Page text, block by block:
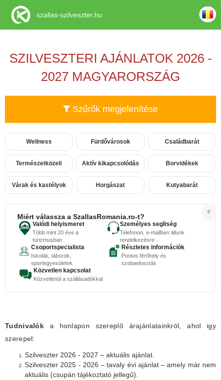
SZILVESZTERI AJÁNLATOK 2026 -
2027 MAGYARORSZÁG
Szűrők megjelenítése
Wellness Fürdővárosok Családbarát
Természetközeli Aktív kikapcsolódás Borvidékek
Várak és kastélyok Horgászat Kutyabarát
Miért válassza a SzallasRomania.ro-t?
Valódi helyismeret
Több mint 20 éve a
turizmusban
Személyes segítség
Telefonon, e-mailben állunk
rendelkezésre
Csoportspecialista
Iskolák, táborok,
sportegyesületek
Részletes információk
Pontos férőhely és
szobaelosztás
Közvetlen kapcsolat
Közvetlenül a szállásadókkal
Tudnivalók a honlapon szereplő árajánlatainkról, ahol igy
szerepel:
Szilveszter 2026 - 2027 – aktuális ajánlat.
Szilveszter 2025 - 2026 – tavaly évi ajánlat – amely már nem
aktuális (csupán tájékoztató jellegű).
szallas-szilveszter.hu